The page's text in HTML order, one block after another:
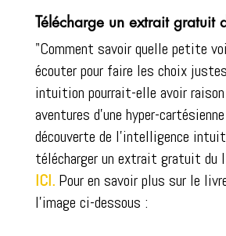
v
e
Télécharge un extrait gratuit
"Comment savoir quelle petite
écouter pour faire les choix
intuition pourrait-elle avoir
aventures d'une hyper-
découverte de l'intelligence
télécharger un extrait gratuit du
ICI.Pour en savoir plus sur le
l'image ci-dessous :